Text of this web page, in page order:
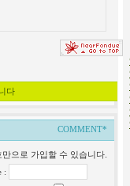
다
COMMENT*
으로 가입할 수 있습니다.
: